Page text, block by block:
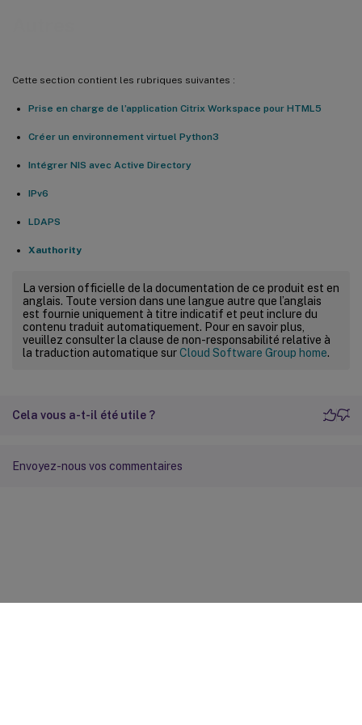
Cette section contient les rubriques suivantes :
Prise en charge de l’application Citrix Workspace pour HTML5
Créer un environnement virtuel Python3
Intégrer NIS avec Active Directory
IPv6
LDAPS
Xauthority
La version officielle de la documentation de ce produit est en
anglais. Toute version dans une langue autre que l’anglais
est fournie uniquement à titre indicatif et peut inclure du
contenu traduit automatiquement. Pour en savoir plus,
veuillez consulter la clause de non-responsabilité relative à
la traduction automatique surCloud Software Group home.
Cela vous a-t-il été utile ?
Envoyez-nous vos commentaires